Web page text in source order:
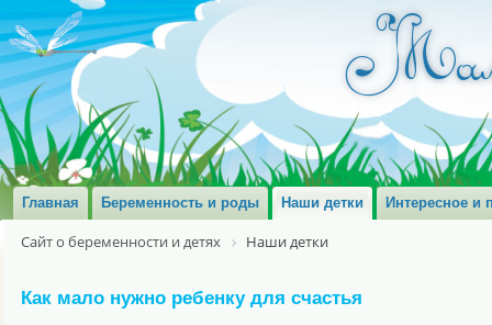
Главная Беременность и роды Наши детки Интересное и
Сайт о беременности и детях Наши детки
Как мало нужно ребенку для счастья